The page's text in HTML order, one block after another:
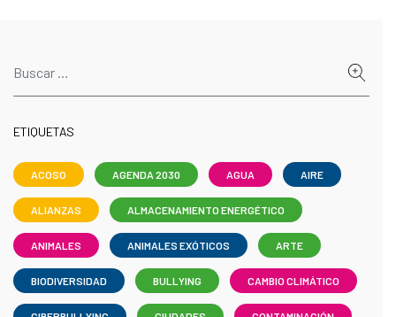
ETIQUETAS
ACOSO AGENDA 2030 AGUA AIRE
ALIANZAS ALMACENAMIENTO ENERGÉTICO
ANIMALES ANIMALES EXÓTICOS ARTE
BIODIVERSIDAD BULLYING CAMBIO CLIMÁTICO